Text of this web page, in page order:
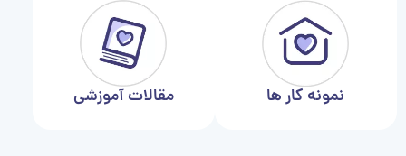
نمونه کار ها مقالات آموزشی